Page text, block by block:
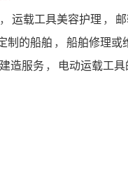
， 运载工具美容护理 ，
制的船舶 ， 船舶修理或
造服务 ， 电动运载工